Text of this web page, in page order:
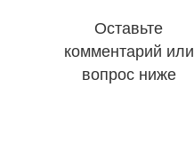
Оставьте
комментарий или
вопрос ниже